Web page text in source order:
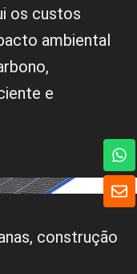
os custos
ambiental
e
construção
E
n
W
h
a
t
s